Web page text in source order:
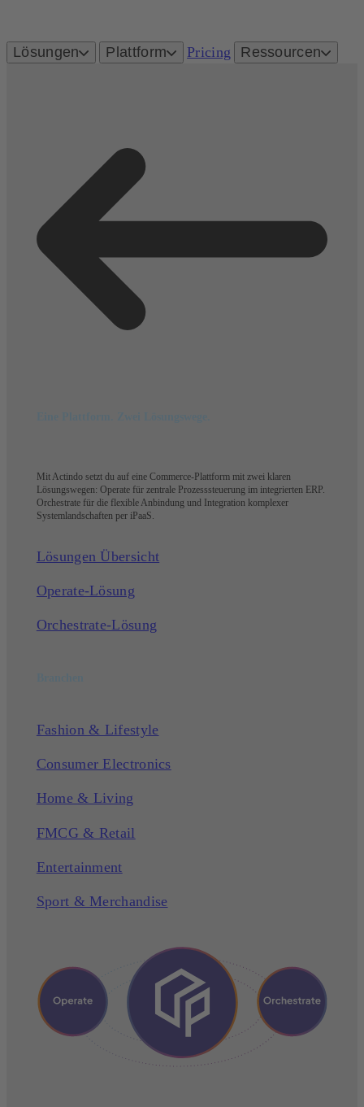
Lösungen Plattform Pricing Ressourcen
Mit Actindo setzt du auf eine Commerce-Plattform mit zwei klaren
Lösungswegen: Operate für zentrale Prozesssteuerung im integrierten ERP.
Orchestrate für die flexible Anbindung und Integration komplexer
Systemlandschaften per iPaaS.
Lösungen Übersicht
Operate-Lösung
Orchestrate-Lösung
Fashion & Lifestyle
Consumer Electronics
Home & Living
FMCG & Retail
Entertainment
Sport & Merchandise